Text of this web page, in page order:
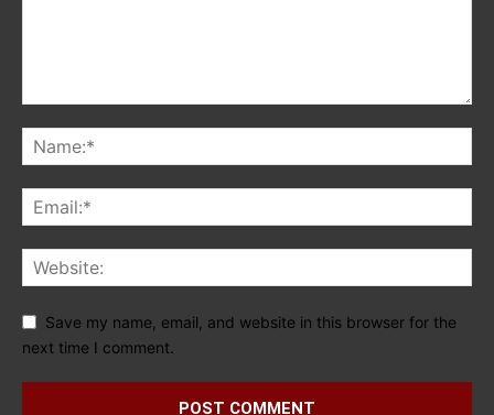
Save my name, email, and website in this browser for the
next time I comment.